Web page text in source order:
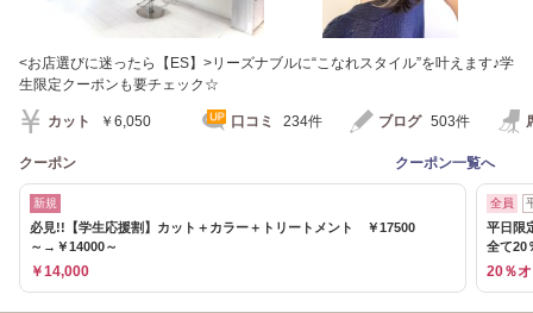
<お店選びに迷ったら【ES】>リーズナブルに“こなれスタイル”を叶えます♪学
生限定クーポンも要チェック☆
カット ￥6,050 口コミ 234件 ブログ 503件
クーポン クーポン一覧へ
新規
必見!!【学生応援割】カット＋カラー＋トリートメント ￥17500
～→￥14000～
￥14,000
全員
平日限
全て20
20％